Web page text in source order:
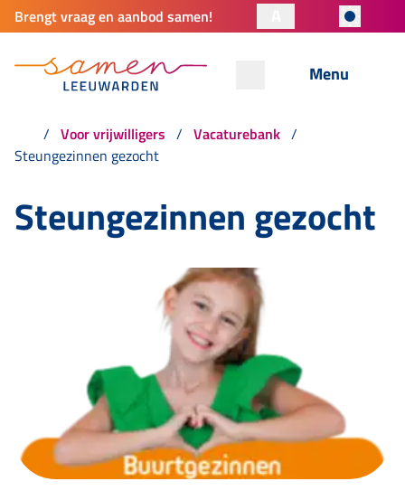
Brengt vraag en aanbod samen!
Menu
Voor vrijwilligers
Vacaturebank
Steungezinnen gezocht
Steungezinnen gezocht